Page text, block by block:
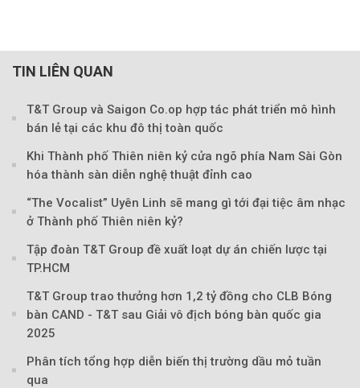
TIN LIÊN QUAN
T&T Group và Saigon Co.op hợp tác phát triển mô hình
bán lẻ tại các khu đô thị toàn quốc
Khi Thành phố Thiên niên kỷ cửa ngõ phía Nam Sài Gòn
hóa thành sàn diễn nghệ thuật đỉnh cao
“The Vocalist” Uyên Linh sẽ mang gì tới đại tiệc âm nhạc
ở Thành phố Thiên niên kỷ?
Tập đoàn T&T Group đề xuất loạt dự án chiến lược tại
TP.HCM
T&T Group trao thưởng hơn 1,2 tỷ đồng cho CLB Bóng
bàn CAND - T&T sau Giải vô địch bóng bàn quốc gia
2025
Phân tích tổng hợp diễn biến thị trường dầu mỏ tuần
qua